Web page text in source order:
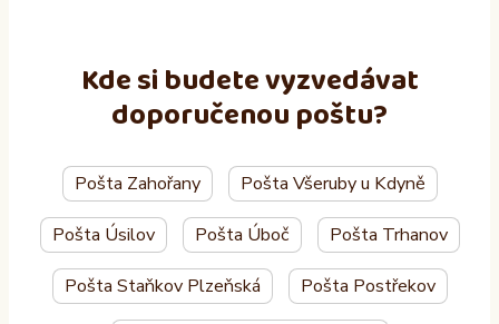
Kde si budete vyzvedávat
doporučenou poštu?
Pošta Zahořany Pošta Všeruby u Kdyně
Pošta Úsilov Pošta Úboč Pošta Trhanov
Pošta Staňkov Plzeňská Pošta Postřekov